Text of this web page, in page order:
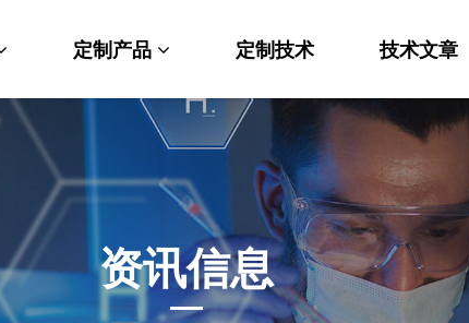
资讯信息
定制产品
纳米材料定制
PEG衍生物
荧光标记定制
MOF材料定制
定制技术 技术文章